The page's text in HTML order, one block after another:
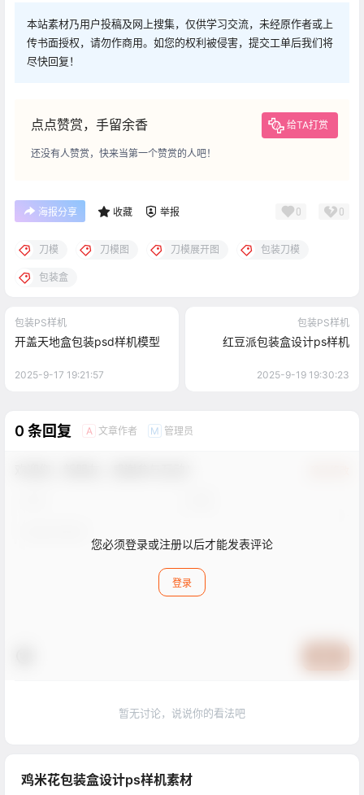
本站素材乃用户投稿及网上搜集，仅供学习交流，未经原作者或上
传书面授权，请勿作商用。如您的权利被侵害，提交工单后我们将
尽快回复！
点点赞赏，手留余香 给TA打赏
还没有人赞赏，快来当第一个赞赏的人吧！
海报分享 收藏 举报 0 0
刀模 刀模图 刀模展开图 包装刀模
包装盒
包装PS样机
开盖天地盒包装psd样机模型
2025-9-17 19:21:57
包装PS样机
红豆派包装盒设计ps样机
2025-9-19 19:30:23
0 条回复 A 文章作者 M 管理员
您必须登录或注册以后才能发表评论
登录
暂无讨论，说说你的看法吧
鸡米花包装盒设计ps样机素材